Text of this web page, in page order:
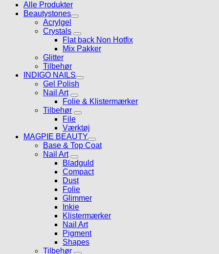
Alle Produkter
Beautystones
Acrylgel
Crystals
Flat back Non Hotfix
Mix Pakker
Glitter
Tilbehør
INDIGO NAILS
Gel Polish
Nail Art
Folie & Klistermærker
Tilbehør
File
Værktøj
MAGPIE BEAUTY
Base & Top Coat
Nail Art
Bladguld
Compact
Dust
Folie
Glimmer
Inkie
Klistermærker
Nail Art
Pigment
Shapes
Tilbehør